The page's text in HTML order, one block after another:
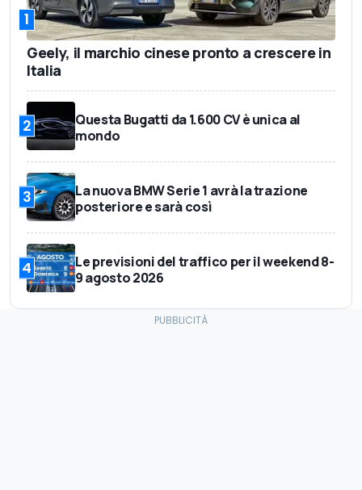
1
Geely, il marchio cinese pronto a crescere in
Italia
2
Questa Bugatti da 1.600 CV è unica al
mondo
3
La nuova BMW Serie 1 avrà la trazione
posteriore e sarà così
4
Le previsioni del traffico per il weekend 8-
9 agosto 2026